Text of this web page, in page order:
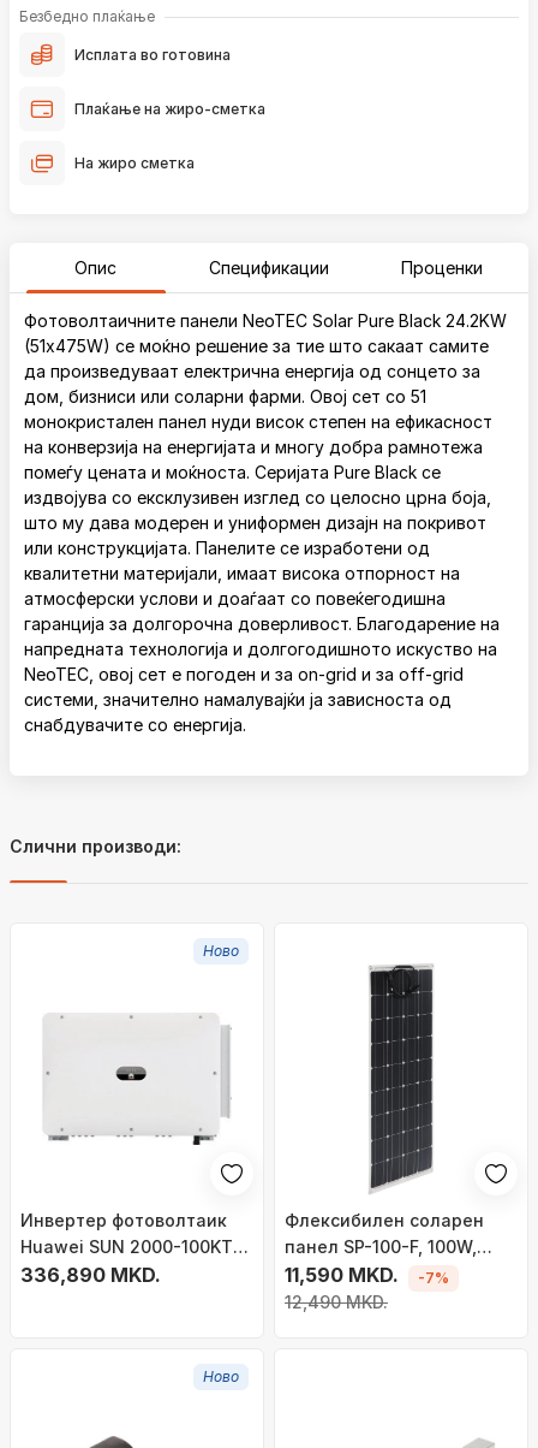
локацијата на вашата нарачка, како и кога истата ќе
до вашата адреса.
*Во 99% од случаите, производите пристигнуваат во временскиот
рок наведен погоре. Имајте в предвид дека меѓународните празници
Безбедно плаќање
Исплата во готовина
Плаќање на жиро-сметка
На жиро сметка
Опис Спецификации Проценки
Фотоволтаичните панели NeoTEC Solar Pure Black 24.2KW
(51x475W) се моќно решение за тие што сакаат самите
да произведуваат електрична енергија од сонцето за
дом, бизниси или соларни фарми. Овој сет со 51
монокристален панел нуди висок степен на ефикасност
на конверзија на енергијата и многу добра рамнотежа
помеѓу цената и моќноста. Серијата Pure Black се
издвојува со ексклузивен изглед со целосно црна боја,
што му дава модерен и униформен дизајн на покривот
или конструкцијата. Панелите се изработени од
квалитетни материјали, имаат висока отпорност на
атмосферски услови и доаѓаат со повеќегодишна
гаранција за долгорочна доверливост. Благодарение на
напредната технологија и долгогодишното искуство на
NeoTEC, овој сет е погоден и за on-grid и за off-grid
системи, значително намалувајќи ја зависноста од
снабдувачите со енергија.
Слични производи:
Ново
Инвертер фотоволтаик
Huawei SUN 2000-100KTL-
M2, 100kW, трофазен, сив
336,890 MKD.
Флексибилен соларен
панел SP-100-F, 100W,
монокристален, црн
11,590 MKD.
12,490 MKD.
-7%
Ново